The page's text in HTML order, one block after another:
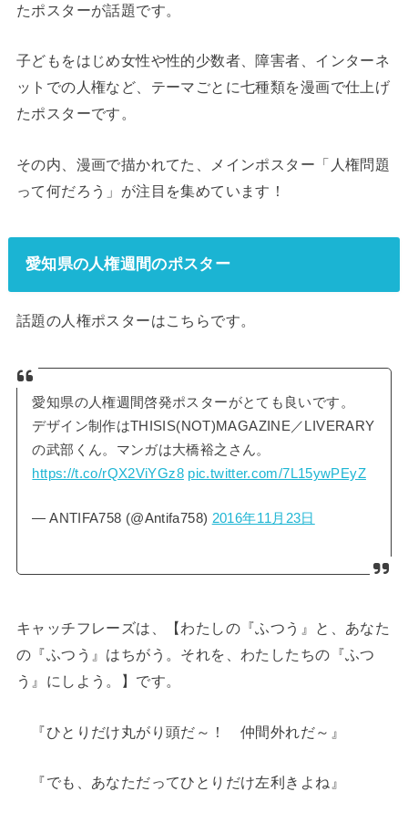
たポスターが話題です。
子どもをはじめ女性や性的少数者、障害者、インターネ
ットでの人権など、テーマごとに七種類を漫画で仕上げ
たポスターです。
その内、漫画で描かれてた、メインポスター「人権問題
って何だろう」が注目を集めています！
愛知県の人権週間のポスター
話題の人権ポスターはこちらです。
愛知県の人権週間啓発ポスターがとても良いです。
デザイン制作はTHISIS(NOT)MAGAZINE／LIVERARY
の武部くん。マンガは大橋裕之さん。
https://t.co/rQX2ViYGz8 pic.twitter.com/7L15ywPEyZ
— ANTIFA758 (@Antifa758) 2016年11月23日
キャッチフレーズは、【わたしの『ふつう』と、あなた
の『ふつう』はちがう。それを、わたしたちの『ふつ
う』にしよう。】です。
『ひとりだけ丸がり頭だ～！ 仲間外れだ～』
『でも、あなただってひとりだけ左利きよね』